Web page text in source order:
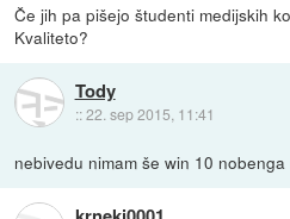
Če jih pa pišejo študenti medijskih
Kvaliteto?
Tody
::22. sep 2015, 11:41
nebivedu nimam še win 10